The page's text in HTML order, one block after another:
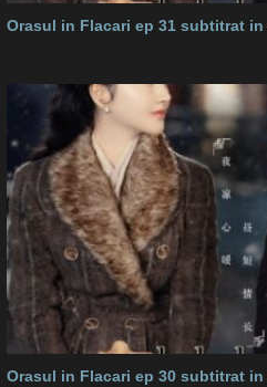
Orasul in Flacari ep 31 subtitrat
Orasul in Flacari ep 30 subtitrat